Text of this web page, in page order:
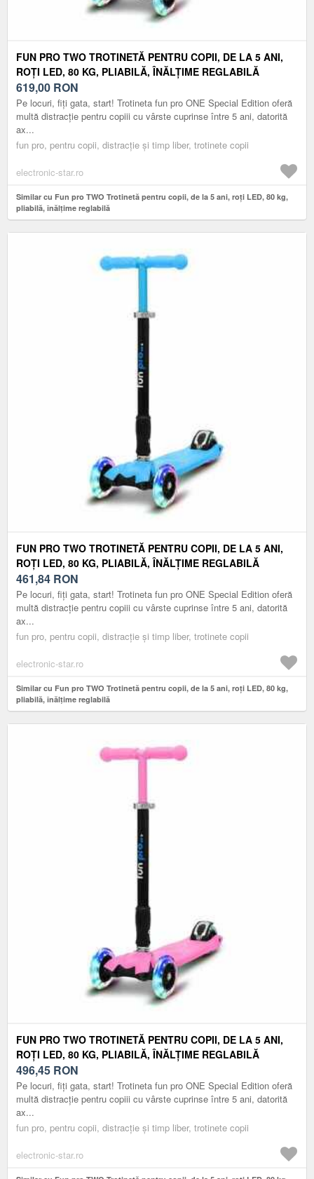
FUN PRO TWO TROTINETĂ PENTRU COPII, DE LA 5 ANI,
ROȚI LED, 80 KG, PLIABILĂ, ÎNĂLȚIME REGLABILĂ
619,00 RON
Pe locuri, fiți gata, start! Trotineta fun pro ONE Special Edition oferă
multă distracție pentru copiii cu vârste cuprinse între 5 ani, datorită
ax...
fun pro, pentru copii, distracție și timp liber, trotinete copii
electronic-star.ro
Similar cu Fun pro TWO Trotinetă pentru copii, de la 5 ani, roți LED, 80 kg,
pliabilă, înălțime reglabilă
FUN PRO TWO TROTINETĂ PENTRU COPII, DE LA 5 ANI,
ROȚI LED, 80 KG, PLIABILĂ, ÎNĂLȚIME REGLABILĂ
461,84 RON
Pe locuri, fiți gata, start! Trotineta fun pro ONE Special Edition oferă
multă distracție pentru copiii cu vârste cuprinse între 5 ani, datorită
ax...
fun pro, pentru copii, distracție și timp liber, trotinete copii
electronic-star.ro
Similar cu Fun pro TWO Trotinetă pentru copii, de la 5 ani, roți LED, 80 kg,
pliabilă, înălțime reglabilă
FUN PRO TWO TROTINETĂ PENTRU COPII, DE LA 5 ANI,
ROȚI LED, 80 KG, PLIABILĂ, ÎNĂLȚIME REGLABILĂ
496,45 RON
Pe locuri, fiți gata, start! Trotineta fun pro ONE Special Edition oferă
multă distracție pentru copiii cu vârste cuprinse între 5 ani, datorită
ax...
fun pro, pentru copii, distracție și timp liber, trotinete copii
electronic-star.ro